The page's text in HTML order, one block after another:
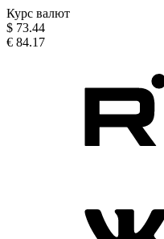
Курс валют
$ 73.44
€ 84.17